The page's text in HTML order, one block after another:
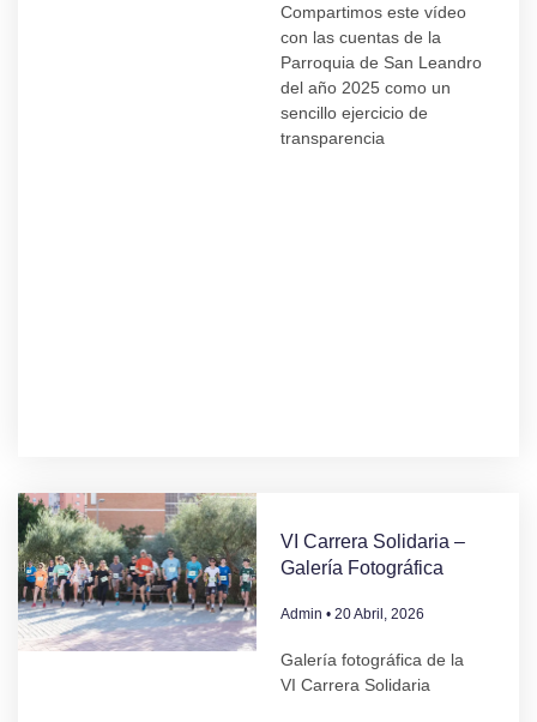
Compartimos este vídeo
con las cuentas de la
Parroquia de San Leandro
del año 2025 como un
sencillo ejercicio de
transparencia
VI Carrera Solidaria –
Galería Fotográfica
Admin 20 Abril, 2026
Galería fotográfica de la
VI Carrera Solidaria